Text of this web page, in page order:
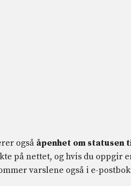
også åpenhet om statusen
på nettet, og hvis du oppgir
varslene også i e-